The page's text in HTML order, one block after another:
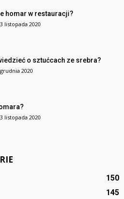
homar w restauracji?
listopada 2020
o sztućcach ze srebra?
2020
listopada 2020
150
145